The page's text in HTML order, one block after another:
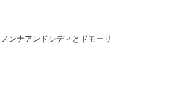
ノンナアンドシディとドモーリ